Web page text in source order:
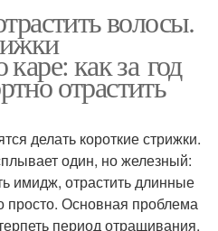
волосы.
как за год
отрастить
делать короткие стрижки.
один, но железный:
имидж, отрастить длинные
просто. Основная проблема
период отращивания,